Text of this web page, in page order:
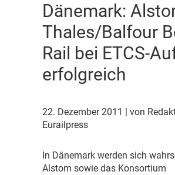
Dänemark:
Thales/Balfour
Rail bei ETCS-
erfolgreich
22. Dezember 2011
| von
Eurailpress
n Dänemark werden sich
Alstom sowie das Konsortium